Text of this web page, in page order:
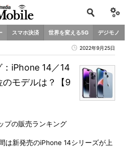
スマホ決済 世界を変える5G デジモノ
2022年9月25日
：iPhone 14／14
のモデルは？【9
プの販売ランキング
は新発売のiPhone 14シリーズが上